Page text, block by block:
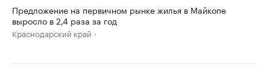
Предложение на первичном рынке жилья в Майкопе
выросло в 2,4 раза за год
Краснодарский край